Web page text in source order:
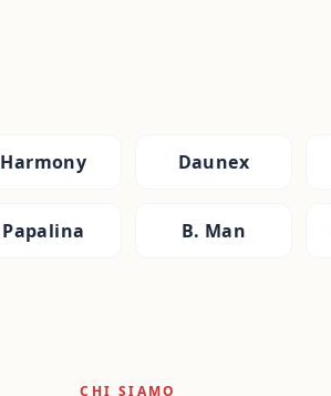
Harmony Daunex
Papalina B. Man
CHI SIAMO